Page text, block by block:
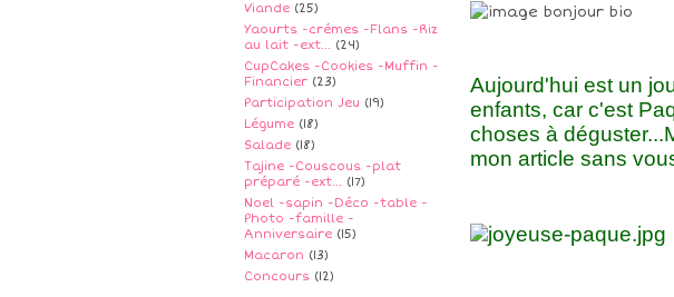
Viande (25)
Yaourts -crémes -Flans -Riz
au lait -ext... (24)
CupCakes -Cookies -Muffin -
Financier (23)
Participation Jeu (19)
Légume (18)
Salade (18)
Tajine -Couscous -plat
préparé -ext... (17)
Noel -sapin -Déco -table -
Photo -famille -
Anniversaire (15)
Macaron (13)
Concours (12)
Aujourd'hui est un
enfants, car c'est
choses à
mon article sans